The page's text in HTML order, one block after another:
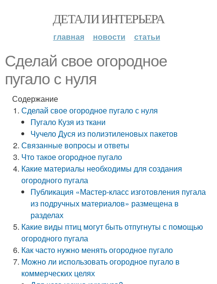
ДЕТАЛИ ИНТЕРЬЕРА
главная новости статьи
Сделай свое огородное
пугало с нуля
Содержание
Сделай свое огородное пугало с нуля
Пугало Кузя из ткани
Чучело Дуся из полиэтиленовых пакетов
Связанные вопросы и ответы
Что такое огородное пугало
Какие материалы необходимы для создания
огородного пугала
Публикация «Мастер-класс изготовления пугала
из подручных материалов» размещена в
разделах
Какие виды птиц могут быть отпугнуты с помощью
огородного пугала
Как часто нужно менять огородное пугало
Можно ли использовать огородное пугало в
коммерческих целях